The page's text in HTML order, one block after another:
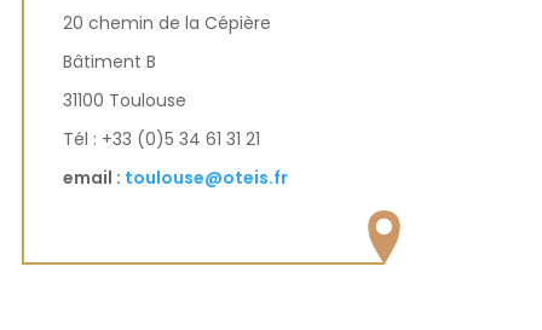
20 chemin de la Cépière
Bâtiment B
31100 Toulouse
Tél : +33 (0)5 34 61 31 21
email : toulouse@oteis.fr